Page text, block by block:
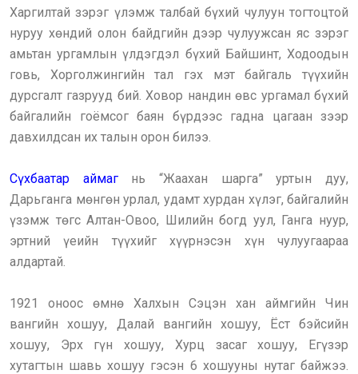
Харгилтай зэрэг үлэмж талбай бүхий чулуун тогтоцтой
нуруу хөндий олон байдгийн дээр чулуужсан яс зэрэг
амьтан ургамлын үлдэгдэл бүхий Байшинт, Ходоодын
говь, Хорголжингийн тал гэх мэт байгаль түүхийн
дурсгалт газрууд бий. Ховор нандин өвс ургамал бүхий
байгалийн гоёмсог баян бүрдээс гадна цагаан зээр
давхилдсан их талын орон билээ.
Сүхбаатар аймагнь “Жаахан шарга” уртын дуу,
Дарьганга мөнгөн урлал, удамт хурдан хүлэг, байгалийн
үзэмж төгс Алтан-Овоо, Шилийн богд уул, Ганга нуур,
эртний үеийн түүхийг хүүрнэсэн хүн чулуугаараа
алдартай.
1921 оноос өмнө Халхын Сэцэн хан аймгийн Чин
вангийн хошуу, Далай вангийн хошуу, Ёст бэйсийн
хошуу, Эрх гүн хошуу, Хурц засаг хошуу, Егүзэр
хутагтын шавь хошуу гэсэн 6 хошууны нутаг байжээ.